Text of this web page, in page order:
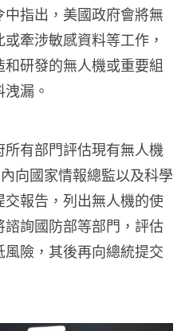
指出，美國政府會將無
牽涉敏感資料等工作，
研發的無人機或重要組
漏。
有部門評估現有無人機
向國家情報總監以及科學
報告，列出無人機的使
詢國防部等部門，評估
險，其後再向總統提交